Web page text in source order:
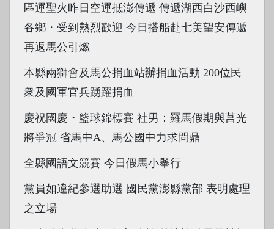
區運聖火昨日空運抵澎傳遞 傳遞湖西白沙西嶼
各鄉・受到熱烈歡迎 今日搭船赴七美望安傳遞
再返馬公引燃
本縣兩獅會及馬公捐血站辦捐血活動 200位民
衆及國軍官兵踴躍捐血
慶祝國慶・籃球錦標賽 社男：羅馬假期與莒光
將爭冠 省馬中A、馬公國中力求問鼎
全縣國語文競賽 今日假馬小舉行
黨員如違紀參選助選 國民黨澎縣黨部 表明處理
之立場